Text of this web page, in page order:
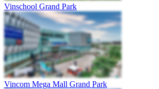
Vinschool Grand Park
Vincom Mega Mall Grand Park